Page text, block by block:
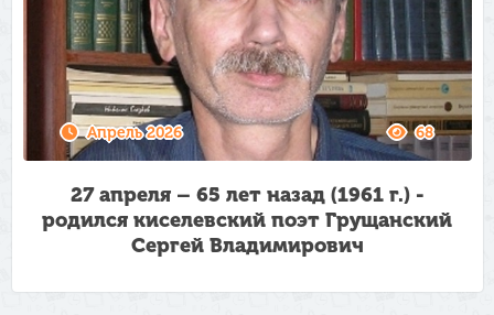
Апрель 2026 68
27 апреля – 65 лет назад (1961 г.) -
родился киселевский поэт Грущанский
Сергей Владимирович